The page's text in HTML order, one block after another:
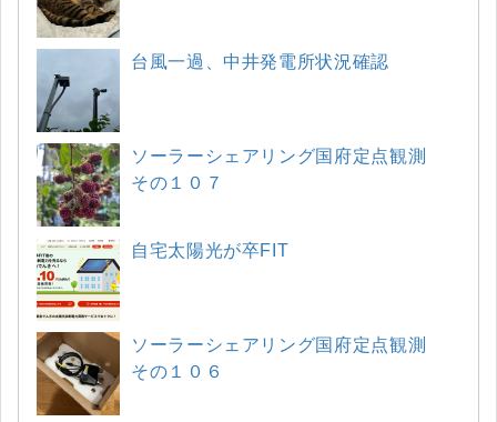
台風一過、中井発電所状況確認
ソーラーシェアリング国府定点観測
その１０７
自宅太陽光が卒FIT
ソーラーシェアリング国府定点観測
その１０６